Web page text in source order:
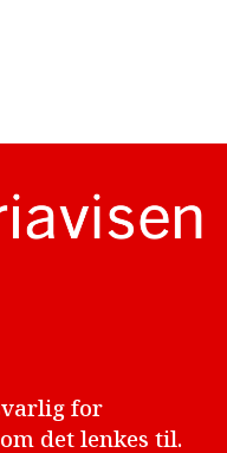
for
det lenkes til.